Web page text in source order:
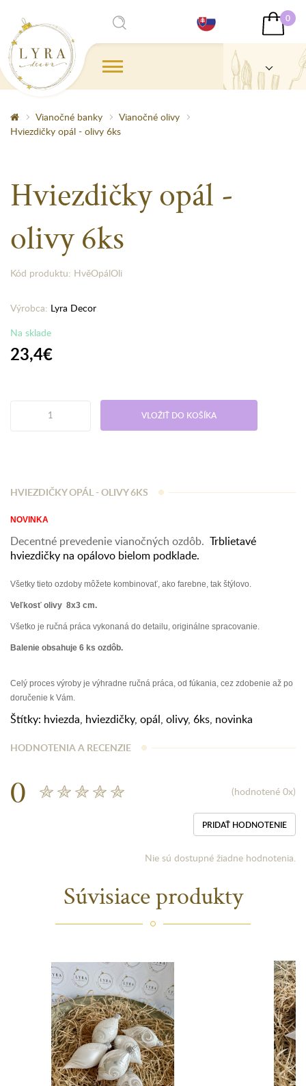
0
Vianočné banky
Vianočné olivy
Hviezdičky opál - olivy 6ks
Hviezdičky opál -
olivy 6ks
Kód produktu: HvěOpálOli
Výrobca: Lyra Decor
Na sklade
23,4€
VLOŽIŤ DO KOŠÍKA
HVIEZDIČKY OPÁL - OLIVY 6KS
NOVINKA
Decentné prevedenie vianočných ozdôb. Trblietavé
hviezdičky na opálovo bielom podklade.
Všetky tieto ozdoby môžete kombinovať, ako farebne, tak štýlovo.
Veľkosť olivy 8x3 cm.
Všetko je ručná práca vykonaná do detailu, originálne spracovanie.
Balenie obsahuje 6 ks ozdôb.
Celý proces výroby je výhradne ručná práca, od fúkania, cez zdobenie až po
doručenie k Vám.
Štítky: hviezda, hviezdičky, opál, olivy, 6ks, novinka
HODNOTENIA A RECENZIE
0 (hodnotené 0x)
PRIDAŤ HODNOTENIE
Nie sú dostupné žiadne hodnotenia.
Súvisiace produkty